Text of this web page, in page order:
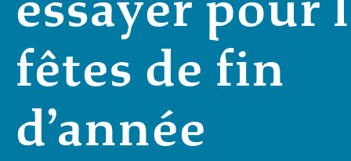
fêtes de fin
d’année